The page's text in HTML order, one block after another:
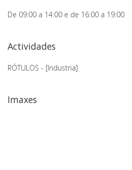
De 09:00 a 14:00 e de 16:00 a 19:00
Actividades
RÓTULOS - [Industria]
Imaxes